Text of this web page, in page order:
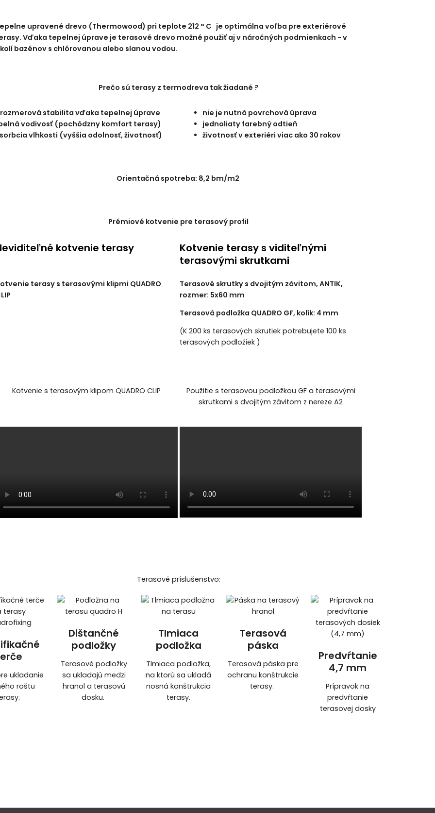
epelne upravené drevo (Thermowood) pri teplote 212 ° C je optimálna voľba pre exteriérové
Vďaka tepelnej úprave je terasové drevo možné použiť aj v náročných podmienkach - v
bazénov s chlórovanou alebo slanou vodou.
Prečo sú terasy z termodreva tak žiadané ?
stabilita vďaka tepelnej úprave
vodivosť (pochôdzny komfort terasy)
vlhkosti (vyššia odolnosť, životnosť)
nie je nutná povrchová úprava
jednoliaty farebný odtieň
životnosť v exteriéri viac ako 30 rokov
Orientačná spotreba: 8,2 bm/m2
Prémiové kotvenie pre terasový profil
kotvenie terasy
Kotvenie terasy s viditeľnými
terasovými skrutkami
terasy s terasovými klipmi QUADRO
Terasové skrutky s dvojitým závitom, ANTIK,
rozmer: 5x60 mm
Terasová podložka QUADRO GF, kolík: 4 mm
(K 200 ks terasových skrutiek potrebujete 100 ks
terasových podložiek )
Kotvenie s terasovým klipom QUADRO CLIP
Použitie s terasovou podložkou GF a terasovými
skrutkami s dvojitým závitom z nereze A2
Terasové príslušenstvo:
ukladanie
roštu
Dištančné
podložky
Terasové podložky
sa ukladajú medzi
hranol a terasovú
dosku.
Tlmiaca
podložka
Tlmiaca podložka,
na ktorú sa ukladá
nosná konštrukcia
terasy.
Terasová
páska
Terasová páska pre
ochranu konštrukcie
terasy.
Predvŕtanie
4,7 mm
Prípravok na
predvŕtanie
terasovej dosky